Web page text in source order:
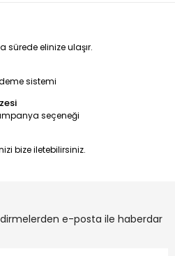
sürede elinize ulaşır.
sistemi
seçeneği
bize iletebilirsiniz.
e-posta ile haberdar